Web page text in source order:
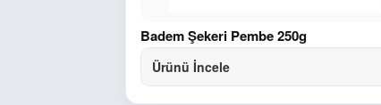
Badem Şekeri Pembe 250g
Ürünü İncele